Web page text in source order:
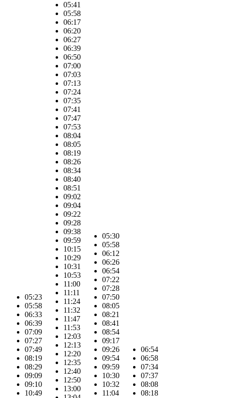
05:23
05:58
06:33
06:39
07:09
07:27
07:49
08:19
08:29
09:09
09:10
10:49
05:41
05:58
06:17
06:20
06:27
06:39
06:50
07:00
07:03
07:13
07:24
07:35
07:41
07:47
07:53
08:04
08:05
08:19
08:26
08:34
08:40
08:51
09:02
09:04
09:22
09:28
09:38
09:59
10:15
10:29
10:31
10:53
11:00
11:11
11:24
11:32
11:47
11:53
12:03
12:13
12:20
12:35
12:40
12:50
13:00
05:30
05:58
06:12
06:26
06:54
07:22
07:28
07:50
08:05
08:21
08:41
08:54
09:17
09:26
09:54
09:59
10:30
10:32
11:04
06:54
06:58
07:34
07:37
08:08
08:18